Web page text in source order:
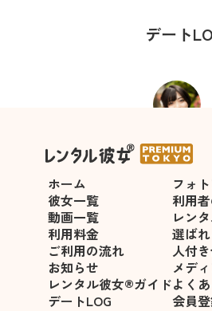
デート
ホーム
彼女一覧
動画一覧
利用料金
ご利用の流れ
お知らせ
レンタル彼女®ガイド
デートLOG
フォ
利用
レン
選ば
人付
メデ
よく
会員登